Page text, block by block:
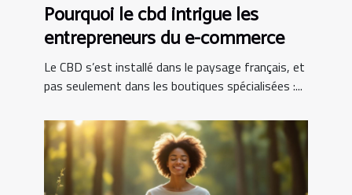
Pourquoi le cbd intrigue les
entrepreneurs du e-commerce
Le CBD s’est installé dans le paysage français, et
pas seulement dans les boutiques spécialisées :...